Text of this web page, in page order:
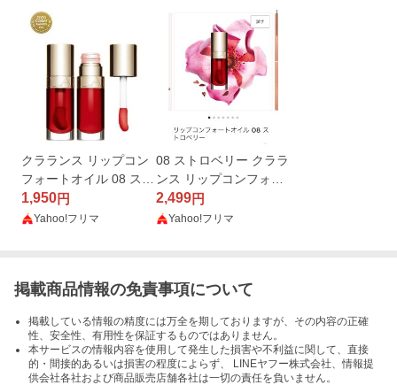
クラランス リップコン
フォートオイル 08 スト
ロベリー 試し塗りのみ
ほぼ新品☆
1,950円
Yahoo!フリマ
08 ストロベリー クララ
ンス リップコンフォー
トオイル CLARINS リッ
プグロス
2,499円
Yahoo!フリマ
掲載商品情報の免責事項について
掲載している情報の精度には万全を期しておりますが、その内容の正確
性、安全性、有用性を保証するものではありません。
本サービスの情報内容を使用して発生した損害や不利益に関して、直接
的・間接的あるいは損害の程度によらず、 LINEヤフー株式会社、情報提
供会社各社および商品販売店舗各社は一切の責任を負いません。